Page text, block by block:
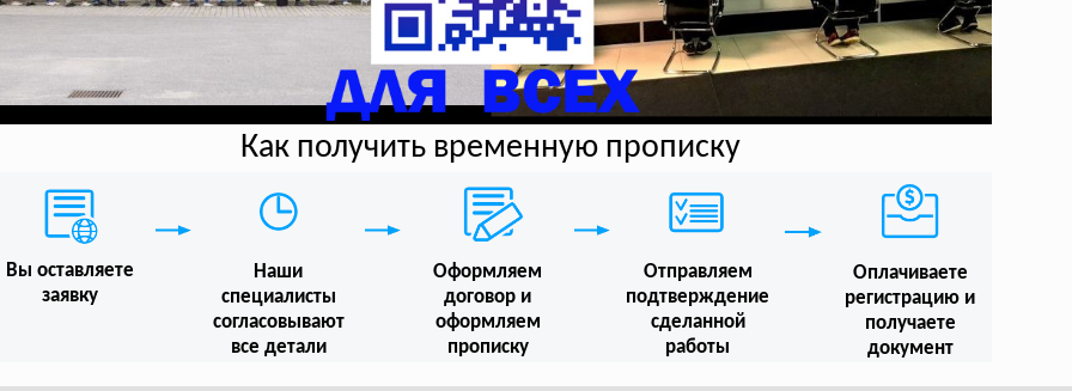
Как получить временную прописку
Вы оставляете
заявку
Наши
специалисты
согласовывают
все детали
Оформляем
договор и
оформляем
прописку
Отправляем
подтверждение
сделанной
работы
Оплачиваете
регистрацию и
получаете
документ